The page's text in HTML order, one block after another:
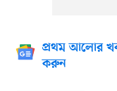
প্রথম আলোর
করুন